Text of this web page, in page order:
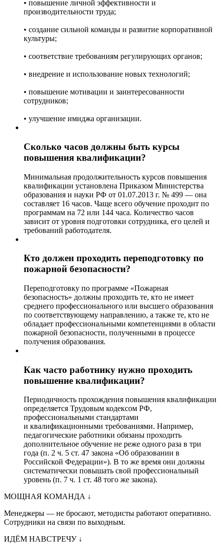
• повышение личной эффективности и
производительности труда;
• создание сильной команды и развитие корпоративной
культуры;
• соответствие требованиям регулирующих органов;
• внедрение и использование новых технологий;
• повышение мотивации и заинтересованности
сотрудников;
• улучшение имиджа организации.
Сколько часов должны быть курсы
повышения квалификации?
Минимальная продолжительность курсов повышения
квалификации установлена Приказом Министерства
образования и науки РФ от 01.07.2013 г. № 499 — она
составляет 16 часов. Чаще всего обучение проходит по
программам на 72 или 144 часа. Количество часов
зависит от уровня подготовки сотрудника, его целей и
требований работодателя.
Кто должен проходить переподготовку по
пожарной безопасности?
Переподготовку по программе «Пожарная
безопасность» должны проходить те, кто не имеет
среднего профессионального или высшего образования
по соответствующему направлению, а также те, кто не
обладает профессиональными компетенциями в области
пожарной безопасности, полученными в процессе
получения образования.
Как часто работнику нужно проходить
повышение квалификации?
Периодичность прохождения повышения квалификации
определяется Трудовым кодексом РФ,
профессиональными стандартами
и квалификационными требованиями. Например,
педагогические работники обязаны проходить
дополнительное обучение не реже одного раза в три
года (п. 2 ч. 5 ст. 47 закона «Об образовании в
Российской Федерации»). В то же время они должны
систематически повышать свой профессиональный
уровень (п. 7 ч. 1 ст. 48 того же закона).
МОЩНАЯ КОМАНДА ↓
Менеджеры — не бросают, методисты работают оперативно.
Сотрудники на связи по выходным.
ИДЁМ НАВСТРЕЧУ ↓